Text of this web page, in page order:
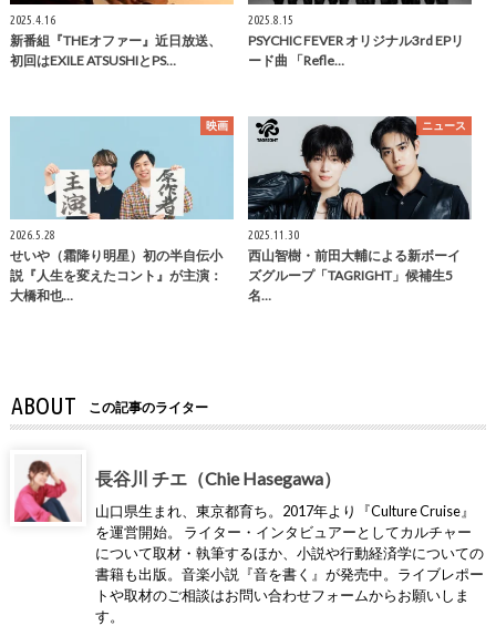
2025.4.16
新番組『THEオファー』近日放送、
初回はEXILE ATSUSHIとPS…
2025.8.15
PSYCHIC FEVER オリジナル3rd EPリ
ード曲 「Refle…
映画
2026.5.28
せいや（霜降り明星）初の半自伝小
説『人生を変えたコント』が主演：
大橋和也…
ニュース
2025.11.30
西山智樹・前⽥⼤輔による新ボーイ
ズグループ「TAGRIGHT」候補⽣5
名…
ABOUT この記事のライター
長谷川 チエ（Chie Hasegawa）
山口県生まれ、東京都育ち。2017年より『Culture Cruise』
を運営開始。 ライター・インタビュアーとしてカルチャー
について取材・執筆するほか、小説や行動経済学についての
書籍も出版。音楽小説『音を書く』が発売中。ライブレポー
トや取材のご相談はお問い合わせフォームからお願いしま
す。